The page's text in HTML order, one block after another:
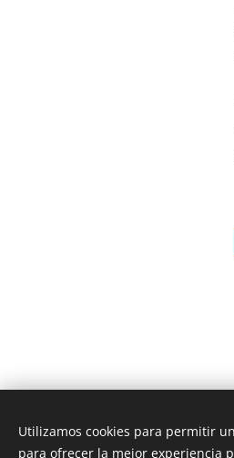
Utilizamos cookies para permitir
para ofrecer la mejor experiencia